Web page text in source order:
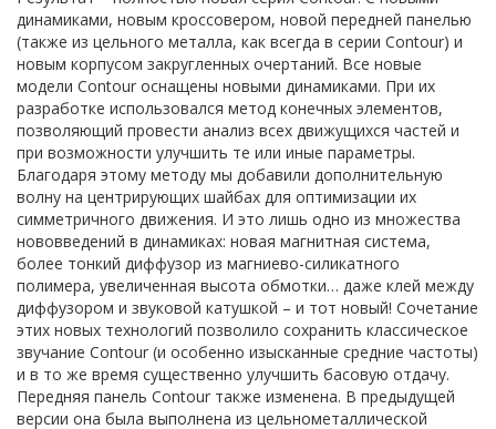
динамиками, новым кроссовером, новой передней панелью
(также из цельного металла, как всегда в серии Contour) и
новым корпусом закругленных очертаний. Все новые
модели Contour оснащены новыми динамиками. При их
разработке использовался метод конечных элементов,
позволяющий провести анализ всех движущихся частей и
при возможности улучшить те или иные параметры.
Благодаря этому методу мы добавили дополнительную
волну на центрирующих шайбах для оптимизации их
симметричного движения. И это лишь одно из множества
нововведений в динамиках: новая магнитная система,
более тонкий диффузор из магниево-силикатного
полимера, увеличенная высота обмотки… даже клей между
диффузором и звуковой катушкой – и тот новый! Сочетание
этих новых технологий позволило сохранить классическое
звучание Contour (и особенно изысканные средние частоты)
и в то же время существенно улучшить басовую отдачу.
Передняя панель Contour также изменена. В предыдущей
версии она была выполнена из цельнометаллической